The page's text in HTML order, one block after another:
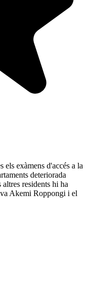
els exàmens d'accés a la
deteriorada
residents hi ha
Akemi Roppongi i el